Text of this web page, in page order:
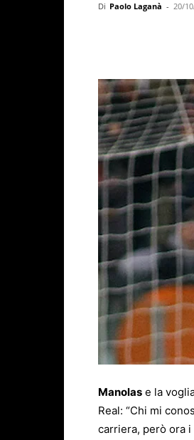
Di Paolo Laganà - 20/
Manolas e la
Real: “Chi mi
carriera, però ora